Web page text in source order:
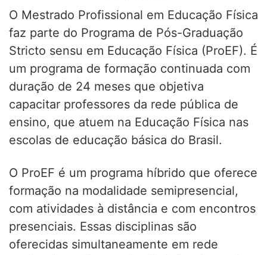
O Mestrado Profissional em Educação Física
faz parte do Programa de Pós-Graduação
Stricto sensu em Educação Física (ProEF). É
um programa de formação continuada com
duração de 24 meses que objetiva
capacitar professores da rede pública de
ensino, que atuem na Educação Física nas
escolas de educação básica do Brasil.
O ProEF é um programa híbrido que oferece
formação na modalidade semipresencial,
com atividades à distância e com encontros
presenciais. Essas disciplinas são
oferecidas simultaneamente em rede